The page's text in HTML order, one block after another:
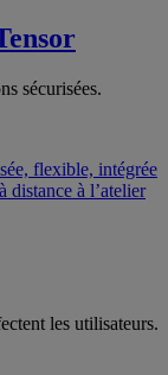
sécurisées.
flexible, intégrée
distance à l’atelier
les utilisateurs.